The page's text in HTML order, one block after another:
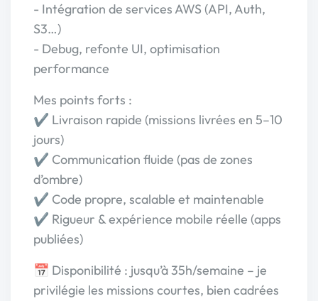
- Intégration de services AWS (API, Auth,
S3…)
- Debug, refonte UI, optimisation
performance
Mes points forts :
✔ Livraison rapide (missions livrées en 5–10
jours)
✔ Communication fluide (pas de zones
d’ombre)
✔ Code propre, scalable et maintenable
✔ Rigueur & expérience mobile réelle (apps
publiées)
📅 Disponibilité : jusqu’à 35h/semaine – je
privilégie les missions courtes, bien cadrées